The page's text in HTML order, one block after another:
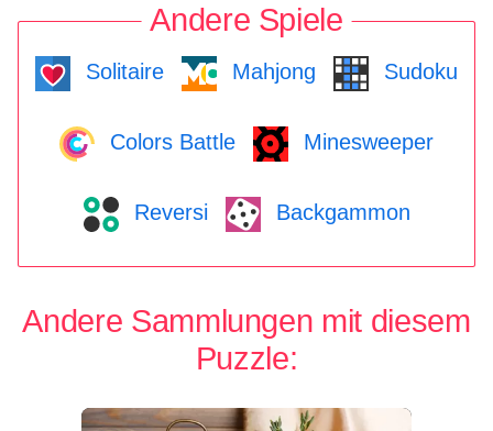
Andere Spiele
Solitaire Mahjong Sudoku
Colors Battle Minesweeper
Reversi Backgammon
Andere Sammlungen mit diesem
Puzzle: